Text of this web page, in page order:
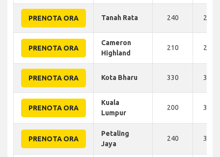
PRENOTA ORA Tanah Rata 240 255
PRENOTA ORA
Cameron
Highland
210 260
PRENOTA ORA Kota Bharu 330 345
PRENOTA ORA
Kuala
Lumpur
200 350
PRENOTA ORA
Petaling
Jaya
240 350